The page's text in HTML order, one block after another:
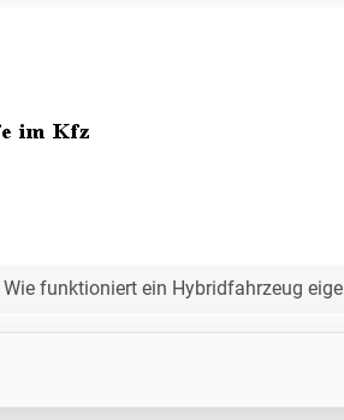
Wie funktioniert ein Hybridfahrzeug